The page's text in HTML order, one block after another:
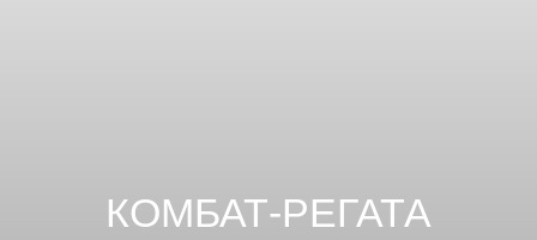
КОМБАТ-РЕГАТА